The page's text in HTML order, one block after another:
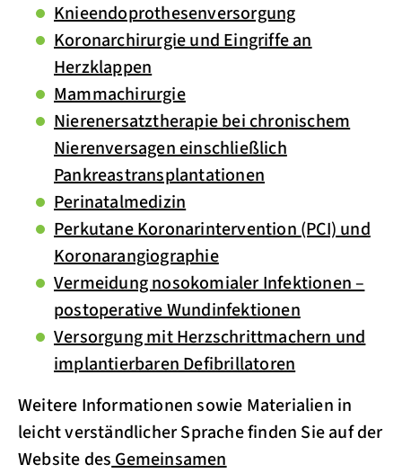
Knieendoprothesenversorgung
Koronarchirurgie und Eingriffe an
Herzklappen
Mammachirurgie
Nierenersatztherapie bei chronischem
Nierenversagen einschließlich
Pankreastransplantationen
Perinatalmedizin
Perkutane Koronarintervention (PCI) und
Koronarangiographie
Vermeidung nosokomialer Infektionen –
postoperative Wundinfektionen
Versorgung mit Herzschrittmachern und
implantierbaren Defibrillatoren
Weitere Informationen sowie Materialien in
leicht verständlicher Sprache finden Sie auf der
Website desGemeinsamen